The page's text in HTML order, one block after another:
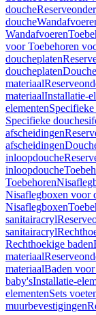
douche
douche
Wandafvoeren
voor Toebehoren
doucheplaten
doucheplaten
materiaal
materiaalInstallatie-
elementen
Specifieke
afscheidingen
afscheidingen
inloopdouche
inloopdouche
Toebehoren
Nisaflegboxen voor
Nisaflegboxen
sanitairacryl
sanitairacryl
Rechthoekige baden
materiaal
materiaalBaden
baby'sInstallatie-
elementenSets
muurbevestigingen